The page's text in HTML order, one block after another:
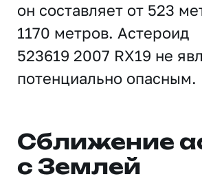
он составляет от 523
1170 метров. Астероид
523619 2007 RX19 не
потенциально опасным.
Сближение
с Землей